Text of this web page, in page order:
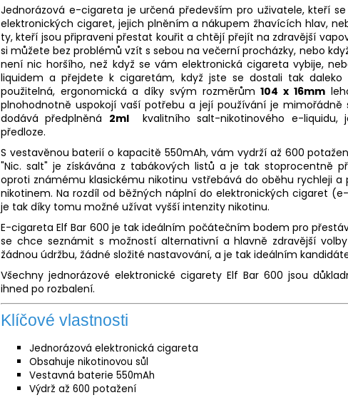
Jednorázová e-cigareta je určená především pro uživatele, kteří
elektronických cigaret, jejich plněním a nákupem žhavících hlav,
ty, kteří jsou připraveni přestat kouřit a chtějí přejít na zdravější
si můžete bez problémů vzít s sebou na večerní procházky, nebo
není nic horšího, než když se vám elektronická cigareta vybije,
liquidem a přejdete k cigaretám, když jste se dostali tak daleko
použitelná, ergonomická a díky svým rozměrům104 x 16mm
plnohodnotně uspokojí vaší potřebu a její používání je mimořádně
dodává předplněná 2mlkvalitního salt-nikotinového e-liquidu,
předloze.
S vestavěnou baterií o kapacitě 550mAh, vám vydrží až 600
"Nic. salt" je získávána z tabákových listů a je tak stoprocentně
oproti známému klasickému nikotinu vstřebává do oběhu rychleji
nikotinem. Na rozdíl od běžných náplní do elektronických cigaret
je tak díky tomu možné užívat vyšší intenzity nikotinu.
E-cigareta Elf Bar 600 je tak ideálním počátečním bodem pro
se chce seznámit s možností alternativní a hlavně zdravější
žádnou údržbu, žádné složité nastavování, a je tak ideálním
Všechny jednorázové elektronické cigarety Elf Bar 600 jsou
ihned po rozbalení.
Klíčové vlastnosti
Jednorázová elektronická cigareta
Obsahuje nikotinovou sůl
Vestavná baterie 550mAh
Výdrž až 600 potažení